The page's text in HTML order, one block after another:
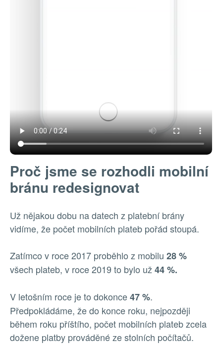
Proč jsme se rozhodli mobilní
bránu redesignovat
Už nějakou dobu na datech z platební brány
vidíme, že počet mobilních plateb pořád stoupá.
Zatímco v roce 2017 proběhlo z mobilu 28 %
všech plateb, v roce 2019 to bylo už 44 %.
V letošním roce je to dokonce47 %.
Předpokládáme, že do konce roku, nejpozději
během roku příštího, počet mobilních plateb zcela
dožene platby prováděné ze stolních počítačů.